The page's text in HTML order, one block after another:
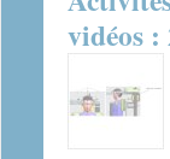
vidéos